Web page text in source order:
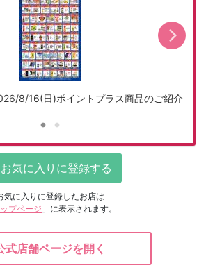
8/16(日)ポイントプラス商品のご紹介
気に入りに登録したお店は
ップページ 」に表示されます。
式店舗ページを開く